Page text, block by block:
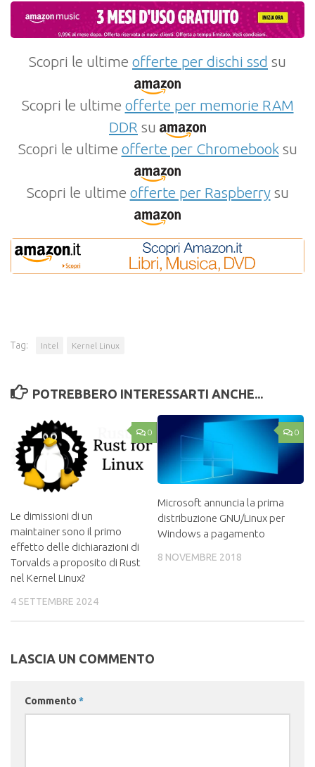
Scopri le ultime offerte per dischi ssd su
Scopri le ultime offerte per memorie RAM
DDR su
Scopri le ultime offerte per Chromebooksu
Scopri le ultime offerte per Raspberrysu
Tag: Intel Kernel Linux
POTREBBERO INTERESSARTI ANCHE...
0
Le dimissioni di un
maintainer sono il primo
effetto delle dichiarazioni di
Torvalds a proposito di Rust
nel Kernel Linux?
4 SETTEMBRE 2024
0
Microsoft annuncia la prima
distribuzione GNU/Linux per
Windows a pagamento
8 NOVEMBRE 2018
LASCIA UN COMMENTO
Commento *